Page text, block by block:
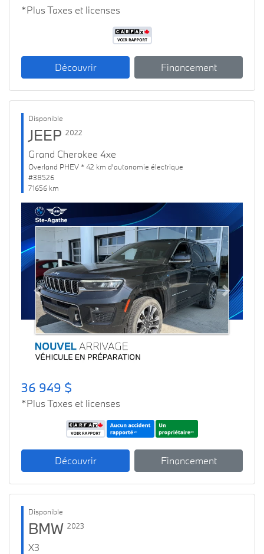
*Plus Taxes et licenses
Découvrir Financement
Disponible
JEEP 2022
Grand Cherokee 4xe
Overland PHEV * 42 km d'autonomie électrique
#38526
71656 km
Previous Next
36 949 $
*Plus Taxes et licenses
Découvrir Financement
Disponible
BMW 2023
X3